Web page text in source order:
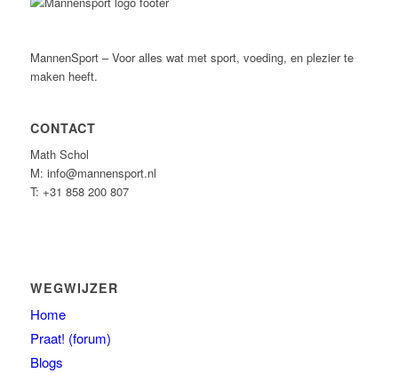
MannenSport – Voor alles wat met sport, voeding, en plezier te
maken heeft.
CONTACT
Math Schol
M: info@mannensport.nl
T: +31 858 200 807
WEGWIJZER
Home
Praat! (forum)
Blogs